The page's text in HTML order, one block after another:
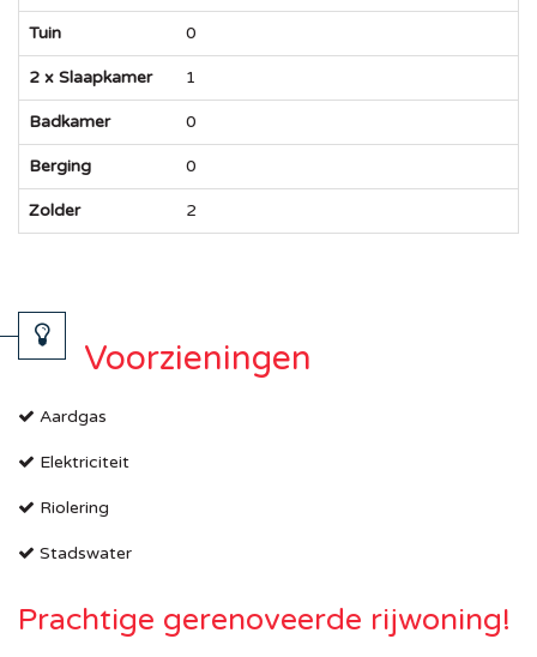
Tuin 0
2 x Slaapkamer 1
Badkamer 0
Berging 0
Zolder 2
Voorzieningen
Aardgas
Elektriciteit
Riolering
Stadswater
Prachtige gerenoveerde rijwoning!